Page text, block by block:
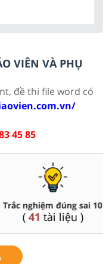
VIÊN VÀ PHỤ
đề thi file word có
45 85
nghiệm đúng sai 10
41tài liệu )